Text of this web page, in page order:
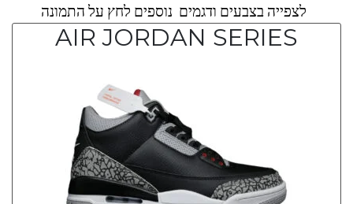
לצפייה בצבעים ודגמים נוספים לחץ על התמונה
AIR JORDAN SERIES